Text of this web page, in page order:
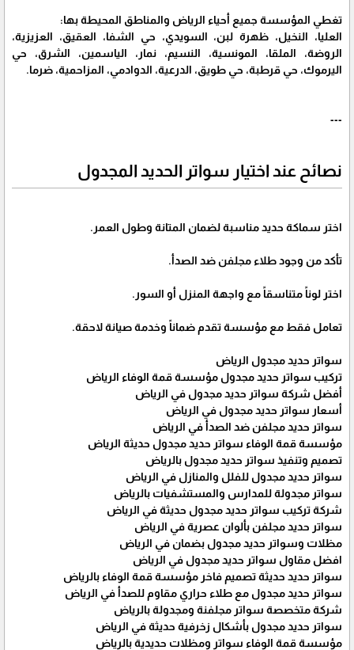
تغطي المؤسسة جميع أحياء الرياض والمناطق المحيطة بها:
العليا، النخيل، ظهرة لبن، السويدي، حي الشفا، العقيق، العزيزية،
الروضة، الملقا، المونسية، النسيم، نمار، الياسمين، الشرق، حي
اليرموك، حي قرطبة، حي طويق، الدرعية، الدوادمي، المزاحمية، ضرما.
---
نصائح عند اختيار سواتر الحديد المجدول
اختر سماكة حديد مناسبة لضمان المتانة وطول العمر.
تأكد من وجود طلاء مجلفن ضد الصدأ.
اختر لوناً متناسقاً مع واجهة المنزل أو السور.
تعامل فقط مع مؤسسة تقدم ضماناً وخدمة صيانة لاحقة.
سواتر حديد مجدول الرياض
تركيب سواتر حديد مجدول مؤسسة قمة الوفاء الرياض
أفضل شركة سواتر حديد مجدول في الرياض
أسعار سواتر حديد مجدول في الرياض
سواتر حديد مجلفن ضد الصدأ في الرياض
مؤسسة قمة الوفاء سواتر حديد مجدول حديثة الرياض
تصميم وتنفيذ سواتر حديد مجدول بالرياض
سواتر حديد مجدول للفلل والمنازل في الرياض
سواتر مجدولة للمدارس والمستشفيات بالرياض
شركة تركيب سواتر حديد مجدول حديثة في الرياض
سواتر حديد مجلفن بألوان عصرية في الرياض
مظلات وسواتر حديد مجدول بضمان في الرياض
افضل مقاول سواتر حديد مجدول في الرياض
سواتر حديد حديثة تصميم فاخر مؤسسة قمة الوفاء بالرياض
سواتر حديد مجدول مع طلاء حراري مقاوم للصدأ في الرياض
شركة متخصصة سواتر مجلفنة ومجدولة بالرياض
سواتر حديد مجدول بأشكال زخرفية حديثة في الرياض
مؤسسة قمة الوفاء سواتر ومظلات حديدية بالرياض